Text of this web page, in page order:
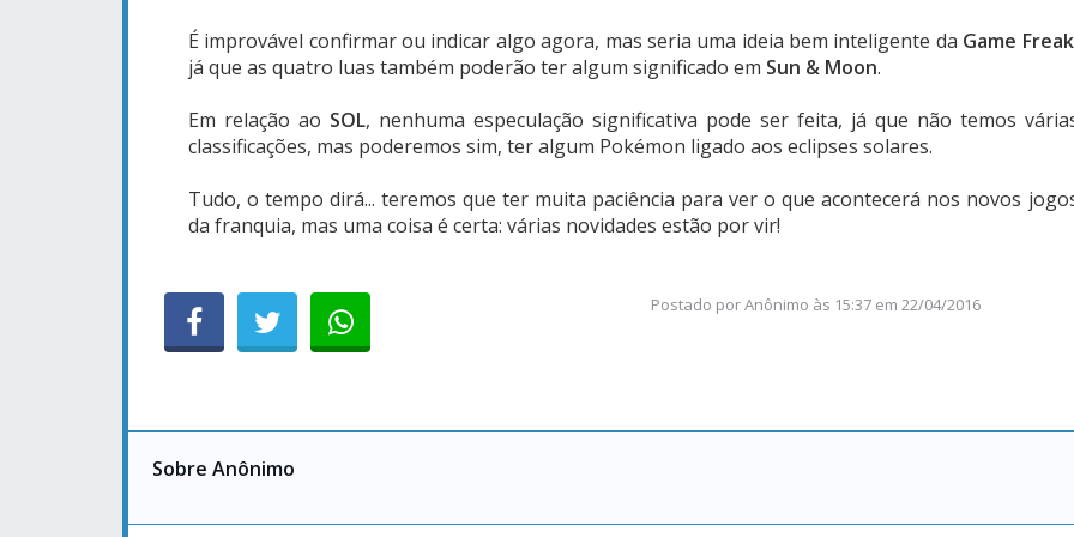
É improvável confirmar ou indicar algo agora, mas seria uma ideia bem inteligente da Game Freak
já que as quatro luas também poderão ter algum significado em Sun & Moon.
Em relação ao SOL, nenhuma especulação significativa pode ser feita, já que não temos
classificações, mas poderemos sim, ter algum Pokémon ligado aos eclipses solares.
Tudo, o tempo dirá... teremos que ter muita paciência para ver o que acontecerá nos novos
da franquia, mas uma coisa é certa: várias novidades estão por vir!
Postado porAnônimo às 15:37 em 22/04/2016
Sobre Anônimo